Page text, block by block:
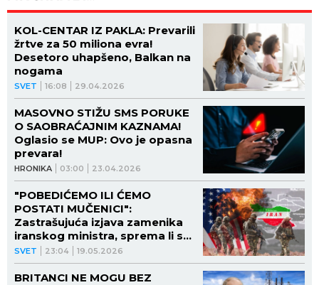
SVET 16:08 29.04.2026
KOL-CENTAR IZ PAKLA: Prevarili
žrtve za 50 miliona evra!
Desetoro uhapšeno, Balkan na
nogama
HRONIKA 03:00 23.04.2026
MASOVNO STIŽU SMS PORUKE
O SAOBRAĆAJNIM KAZNAMA!
Oglasio se MUP: Ovo je opasna
prevara!
SVET 23:04 19.05.2026
"POBEDIĆEMO ILI ĆEMO
POSTATI MUČENICI":
Zastrašujuća izjava zamenika
iranskog ministra, sprema li se
NOVO KRVOPROLIĆE?
BRITANCI NE MOGU BEZ